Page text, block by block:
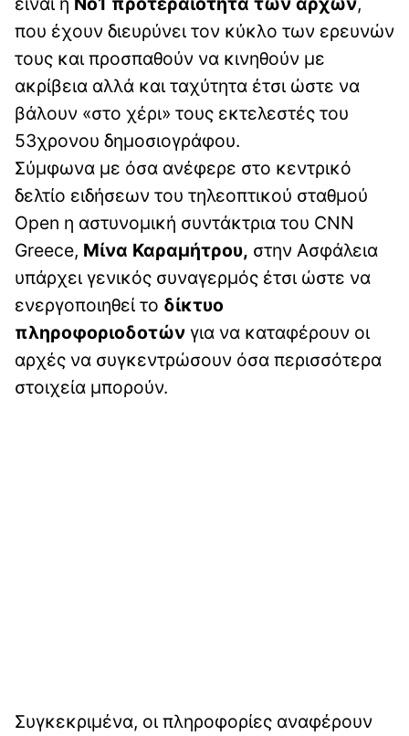
που έχουν διευρύνει τον κύκλο των ερευνών
τους και προσπαθούν να κινηθούν με
ακρίβεια αλλά και ταχύτητα έτσι ώστε να
βάλουν «στο χέρι» τους εκτελεστές του
53χρονου δημοσιογράφου.
Σύμφωνα με όσα ανέφερε στο κεντρικό
δελτίο ειδήσεων του τηλεοπτικού σταθμού
Open η αστυνομική συντάκτρια του CNN
Greece, Μίνα Καραμήτρου, στην Ασφάλεια
υπάρχει γενικός συναγερμός έτσι ώστε να
ενεργοποιηθεί το δίκτυο
πληροφοριοδοτών για να καταφέρουν οι
αρχές να συγκεντρώσουν όσα περισσότερα
στοιχεία μπορούν.
Συγκεκριμένα, οι πληροφορίες αναφέρουν